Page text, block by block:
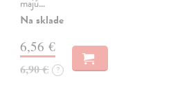
majú…
Na sklade
6,56 €
6,90 € ?